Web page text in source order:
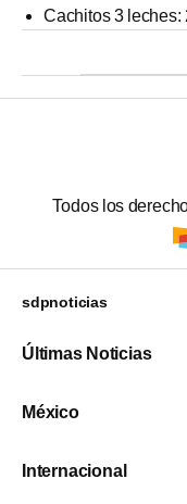
Cachitos 3 leches:
Todos los
sdpnoticias
Últimas Noticias
México
Internacional